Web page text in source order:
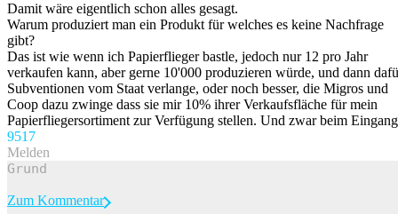
Damit wäre eigentlich schon alles gesagt.
Warum produziert man ein Produkt für welches es keine Nachfrage
gibt?
Das ist wie wenn ich Papierflieger bastle, jedoch nur 12 pro Jahr
verkaufen kann, aber gerne 10'000 produzieren würde, und dann
Subventionen vom Staat verlange, oder noch besser, die Migros und
Coop dazu zwinge dass sie mir 10% ihrer Verkaufsfläche für mein
Papierfliegersortiment zur Verfügung stellen. Und zwar beim
9517
Melden
Zum Kommentar